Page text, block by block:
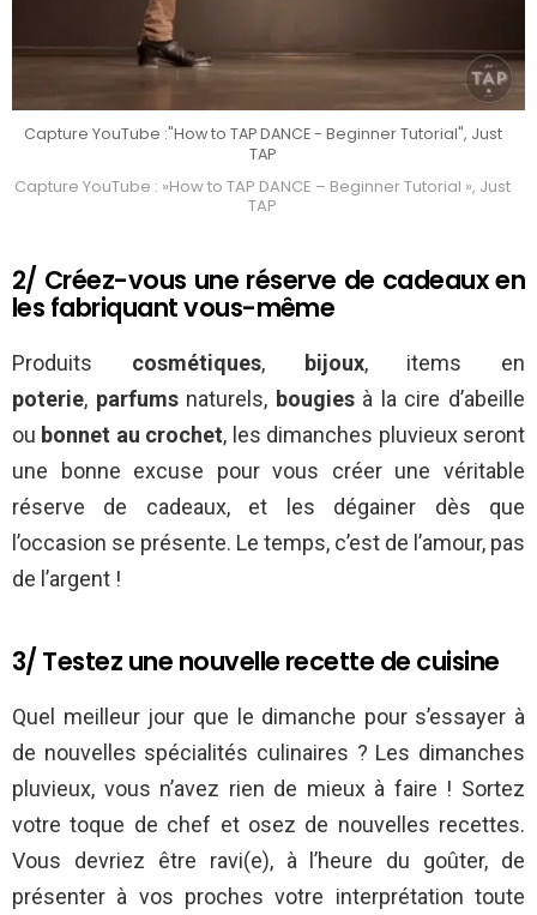
Capture YouTube :"How to TAP DANCE - Beginner Tutorial", Just
TAP
Capture YouTube : »How to TAP DANCE – Beginner Tutorial », Just
TAP
2/ Créez-vous une réserve de cadeaux en
les fabriquant vous-même
Produits cosmétiques, bijoux, items en
poterie, parfumsnaturels, bougiesà la cire d’abeille
ou bonnet au crochet, les dimanches pluvieux seront
une bonne excuse pour vous créer une véritable
réserve de cadeaux, et les dégainer dès que
l’occasion se présente. Le temps, c’est de l’amour, pas
de l’argent !
3/ Testez une nouvelle recette de cuisine
Quel meilleur jour que le dimanche pour s’essayer à
de nouvelles spécialités culinaires ? Les dimanches
pluvieux, vous n’avez rien de mieux à faire ! Sortez
votre toque de chef et osez de nouvelles recettes.
Vous devriez être ravi(e), à l’heure du goûter, de
présenter à vos proches votre interprétation toute